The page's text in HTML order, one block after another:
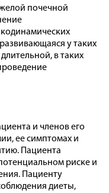
почечной
у таких
в таких
и членов его
ее симптомах и
Пациента
риске и
Пациенту
диеты,